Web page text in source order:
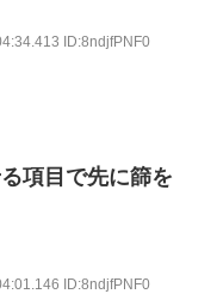
ID:8ndjfPNF0
項目で先に篩を
ID:8ndjfPNF0